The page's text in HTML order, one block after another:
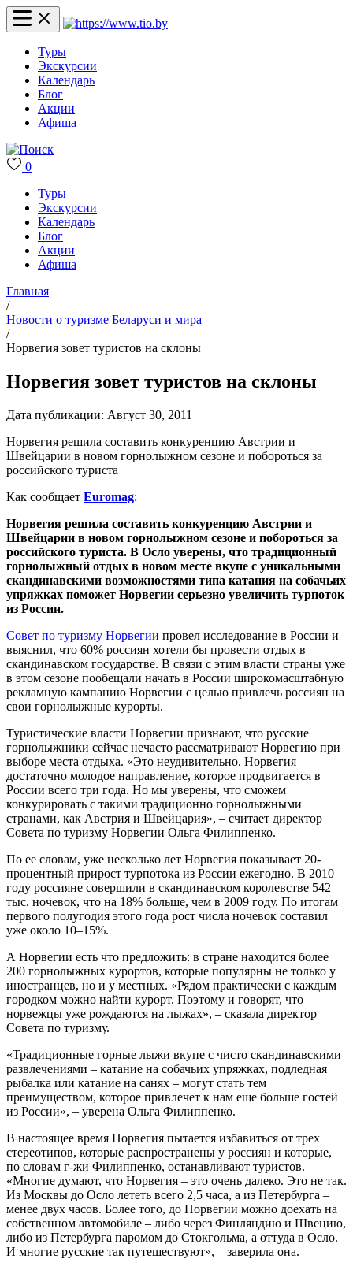
Туры
Экскурсии
Календарь
Блог
Акции
Афиша
0
Туры
Экскурсии
Календарь
Блог
Акции
Афиша
Главная
/
Новости о туризме Беларуси и мира
/
Норвегия зовет туристов на склоны
Норвегия зовет туристов на склоны
Дата публикации: Август 30, 2011
Норвегия решила составить конкуренцию Австрии и
Швейцарии в новом горнолыжном сезоне и побороться за
российского туриста
Как сообщает Euromag:
Норвегия решила составить конкуренцию Австрии и
Швейцарии в новом горнолыжном сезоне и побороться за
российского туриста. В Осло уверены, что традиционный
горнолыжный отдых в новом месте вкупе с уникальными
скандинавскими возможностями типа катания на собачьих
упряжках поможет Норвегии серьезно увеличить турпоток
из России.
Совет по туризму Норвегии провел исследование в России и
выяснил, что 60% россиян хотели бы провести отдых в
скандинавском государстве. В связи с этим власти страны уже
в этом сезоне пообещали начать в России широкомасштабную
рекламную кампанию Норвегии с целью привлечь россиян на
свои горнолыжные курорты.
Туристические власти Норвегии признают, что русские
горнолыжники сейчас нечасто рассматривают Норвегию при
выборе места отдыха. «Это неудивительно. Норвегия –
достаточно молодое направление, которое продвигается в
России всего три года. Но мы уверены, что сможем
конкурировать с такими традиционно горнолыжными
странами, как Австрия и Швейцария», – считает директор
Совета по туризму Норвегии Ольга Филиппенко.
По ее словам, уже несколько лет Норвегия показывает 20-
процентный прирост турпотока из России ежегодно. В 2010
году россияне совершили в скандинавском королевстве 542
тыс. ночевок, что на 18% больше, чем в 2009 году. По итогам
первого полугодия этого года рост числа ночевок составил
уже около 10–15%.
А Норвегии есть что предложить: в стране находится более
200 горнолыжных курортов, которые популярны не только у
иностранцев, но и у местных. «Рядом практически с каждым
городком можно найти курорт. Поэтому и говорят, что
норвежцы уже рождаются на лыжах», – сказала директор
Совета по туризму.
«Традиционные горные лыжи вкупе с чисто скандинавскими
развлечениями – катание на собачьих упряжках, подледная
рыбалка или катание на санях – могут стать тем
преимуществом, которое привлечет к нам еще больше гостей
из России», – уверена Ольга Филиппенко.
В настоящее время Норвегия пытается избавиться от трех
стереотипов, которые распространены у россиян и которые,
по словам г-жи Филиппенко, останавливают туристов.
«Многие думают, что Норвегия – это очень далеко. Это не так.
Из Москвы до Осло лететь всего 2,5 часа, а из Петербурга –
менее двух часов. Более того, до Норвегии можно доехать на
собственном автомобиле – либо через Финляндию и Швецию,
либо из Петербурга паромом до Стокгольма, а оттуда в Осло.
И многие русские так путешествуют», – заверила она.